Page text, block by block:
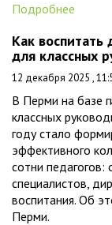
Подробнее
Как
для классных
12 декабря 2025 ,
В Перми на базе
классных
году стало
эффективного
сотни
специалистов,
воспитания. Об
Перми.